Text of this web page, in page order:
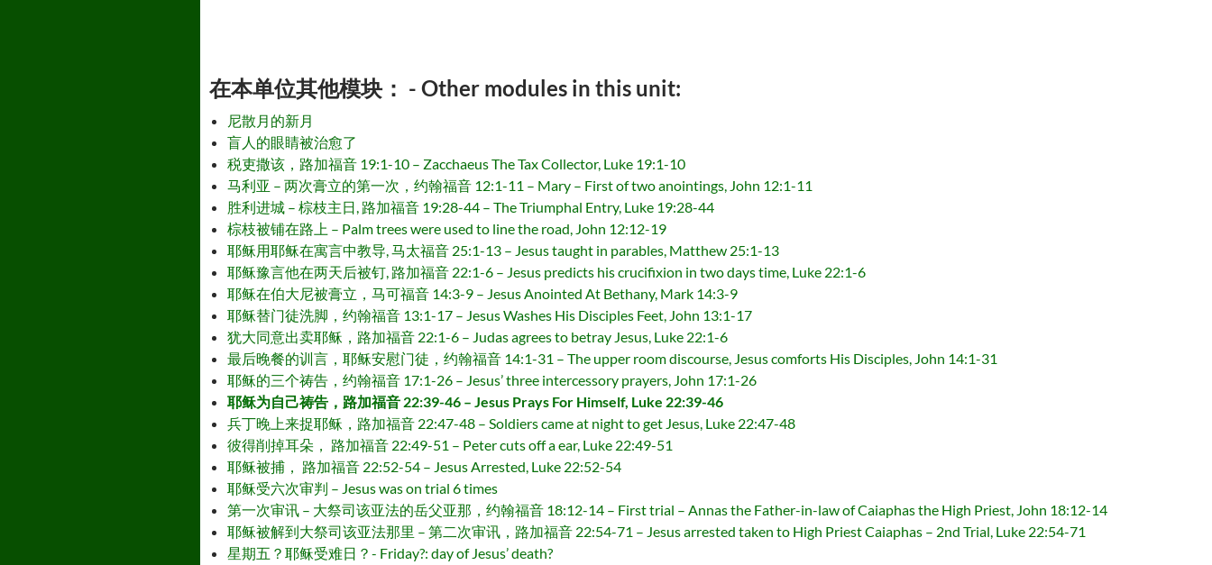
在本单位其他模块： - Other modules in this unit:
尼散月的新月
盲人的眼睛被治愈了
税吏撒该，路加福音 19:1-10 – Zacchaeus The Tax Collector, Luke 19:1-10
马利亚 – 两次膏立的第一次，约翰福音 12:1-11 – Mary – First of two anointings, John 12:1-11
胜利进城 – 棕枝主日, 路加福音 19:28-44 – The Triumphal Entry, Luke 19:28-44
棕枝被铺在路上 – Palm trees were used to line the road, John 12:12-19
耶稣用耶稣在寓言中教导, 马太福音 25:1-13 – Jesus taught in parables, Matthew 25:1-13
耶稣豫言他在两天后被钉, 路加福音 22:1-6 – Jesus predicts his crucifixion in two days time, Luke 22:1-6
耶稣在伯大尼被膏立，马可福音 14:3-9 – Jesus Anointed At Bethany, Mark 14:3-9
耶稣替门徒洗脚，约翰福音 13:1-17 – Jesus Washes His Disciples Feet, John 13:1-17
犹大同意出卖耶稣，路加福音 22:1-6 – Judas agrees to betray Jesus, Luke 22:1-6
最后晚餐的训言，耶稣安慰门徒，约翰福音 14:1-31 – The upper room discourse, Jesus comforts His Disciples, John 14:1-31
耶稣的三个祷告，约翰福音 17:1-26 – Jesus’ three intercessory prayers, John 17:1-26
耶稣为自己祷告，路加福音 22:39-46 – Jesus Prays For Himself, Luke 22:39-46
兵丁晚上来捉耶稣，路加福音 22:47-48 – Soldiers came at night to get Jesus, Luke 22:47-48
彼得削掉耳朵， 路加福音 22:49-51 – Peter cuts off a ear, Luke 22:49-51
耶稣被捕， 路加福音 22:52-54 – Jesus Arrested, Luke 22:52-54
耶稣受六次审判 – Jesus was on trial 6 times
第一次审讯 – 大祭司该亚法的岳父亚那，约翰福音 18:12-14 – First trial – Annas the Father-in-law of Caiaphas the High Priest, John 18:12-14
耶稣被解到大祭司该亚法那里 – 第二次审讯，路加福音 22:54-71 – Jesus arrested taken to High Priest Caiaphas – 2nd Trial, Luke 22:54-71
星期五？耶稣受难日？- Friday?: day of Jesus’ death?